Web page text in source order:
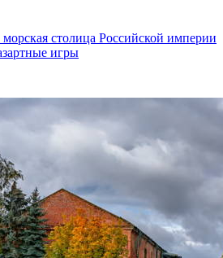
морская столица Российской империи
игры